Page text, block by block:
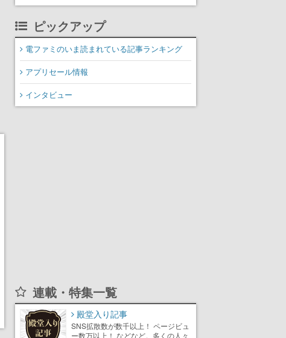
日8月7日Steamにてリリ
オペでこなし、強烈な一
撃をブチかませるロマン
ピックアップ
電ファミのいま読まれている記事ランキング
アプリセール情報
インタビュー
連載・特集一覧
殿堂入り記事
SNS拡散数が数千以上！ ページビュ
ー数万以上！ などなど。多くの人々